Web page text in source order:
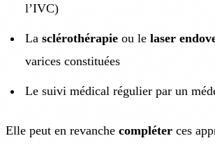
l’IVC)
La sclérothérapie ou le laser
varices constituées
Le suivi médical régulier par un
Elle peut en revanche compléter ces